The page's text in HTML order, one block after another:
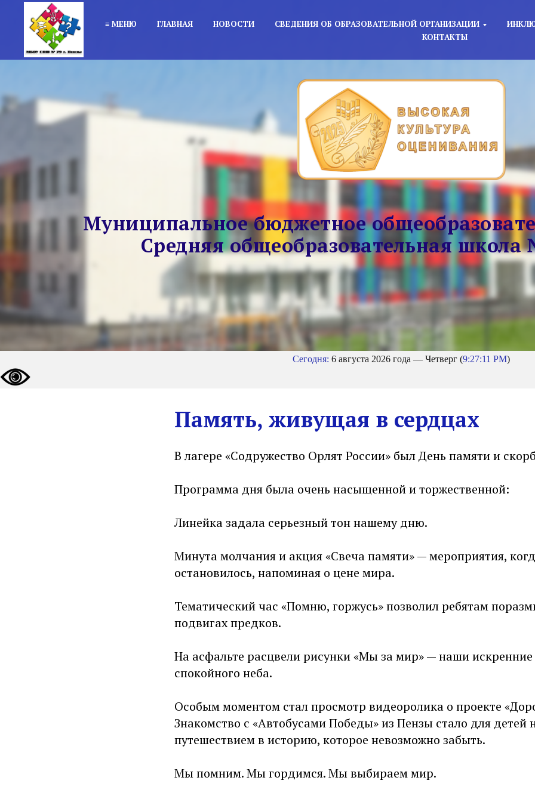
≡ МЕНЮ ГЛАВНАЯ НОВОСТИ СВЕДЕНИЯ ОБ ОБРАЗОВАТЕЛЬНОЙ ОРГАНИЗАЦИИ
КОНТАКТЫ
Муниципальное бюджетное
Средняя общеобразовательная
Сегодня: 6 августа 2026 года — Четверг (9:27:12 PM)
Память, живущая в сердцах
В лагере «Содружество Орлят России» был День памяти и
Программа дня была очень насыщенной и торжественной:
Линейка задала серьезный тон нашему дню.
Минута молчания и акция «Свеча памяти» — мероприятия,
остановилось, напоминая о цене мира.
Тематический час «Помню, горжусь» позволил ребятам
подвигах предков.
На асфальте расцвели рисунки «Мы за мир» — наши
спокойного неба.
Особым моментом стал просмотр видеоролика о проекте
Знакомство с «Автобусами Победы» из Пензы стало для детей
путешествием в историю, которое невозможно забыть.
Мы помним. Мы гордимся. Мы выбираем мир.